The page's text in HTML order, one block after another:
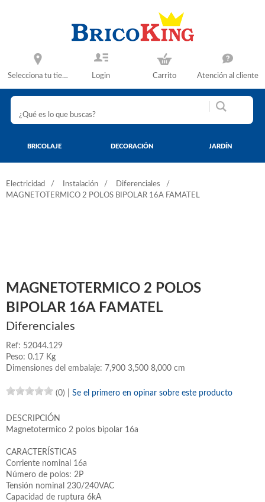
Selecciona tu tienda Login Carrito Atención al cliente
BRICOLAJE DECORACIÓN JARDÍN
Electricidad Instalación
Diferenciales
MAGNETOTERMICO 2 POLOS BIPOLAR 16A FAMATEL
MAGNETOTERMICO 2 POLOS
BIPOLAR 16A FAMATEL
Diferenciales
Ref: 52044.129
Peso: 0.17 Kg
Dimensiones del embalaje: 7,900 3,500 8,000 cm
(0) Se el primero en opinar sobre este producto
DESCRIPCIÓN
Magnetotermico 2 polos bipolar 16a
CARACTERÍSTICAS
Corriente nominal 16a
Número de polos: 2P
Tensión nominal 230/240VAC
Capacidad de ruptura 6kA